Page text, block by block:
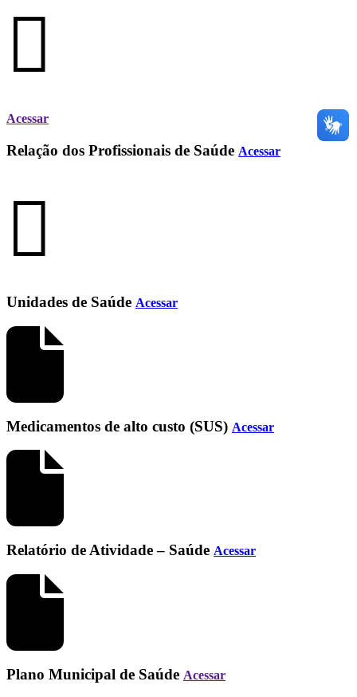
Acessar
Relação dos Profissionais de Saúde Acessar
Unidades de Saúde Acessar
Medicamentos de alto custo (SUS) Acessar
Relatório de Atividade – Saúde Acessar
Plano Municipal de Saúde Acessar